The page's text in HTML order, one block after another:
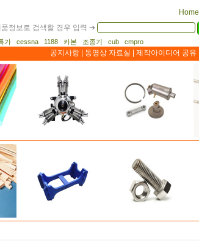
Home
정보로 검색할 경우 입력 ➔
가 cessna 1188 카본 조종기 cub cmpro
공지사항 동영상 자료실 제작아이디어 공유